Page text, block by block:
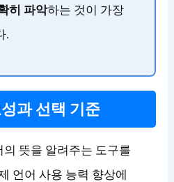
히 파악하는 것이 가장
.
과 선택 기준
뜻을 알려주는 도구를
언어 사용 능력 향상에